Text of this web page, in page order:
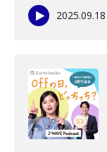
2025.09.18